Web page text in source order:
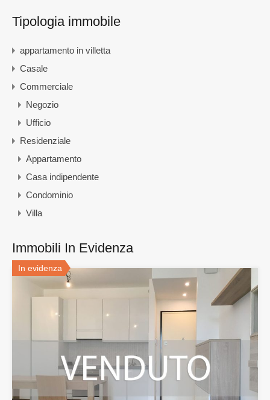
Tipologia immobile
appartamento in villetta
Casale
Commerciale
Negozio
Ufficio
Residenziale
Appartamento
Casa indipendente
Condominio
Villa
Immobili In Evidenza
In evidenza